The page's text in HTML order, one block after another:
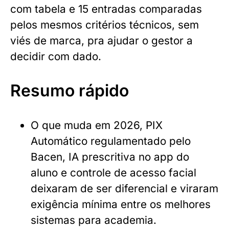
com tabela e 15 entradas comparadas
pelos mesmos critérios técnicos, sem
viés de marca, pra ajudar o gestor a
decidir com dado.
Resumo rápido
O que muda em 2026, PIX
Automático regulamentado pelo
Bacen, IA prescritiva no app do
aluno e controle de acesso facial
deixaram de ser diferencial e viraram
exigência mínima entre os melhores
sistemas para academia.